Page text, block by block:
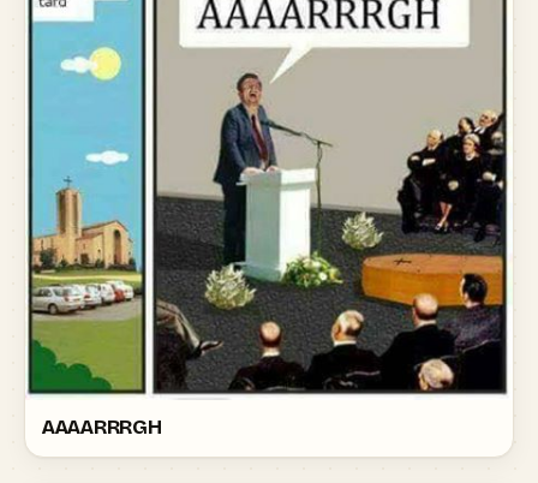
AAAARRRGH